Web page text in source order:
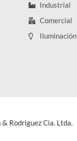
Industrial
Comercial
Iluminación
Rodriguez Cia. Ltda.